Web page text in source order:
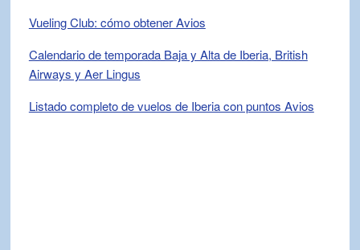
Vueling Club: cómo obtener Avios
Calendario de temporada Baja y Alta de Iberia, British
Airways y Aer Lingus
Listado completo de vuelos de Iberia con puntos Avios